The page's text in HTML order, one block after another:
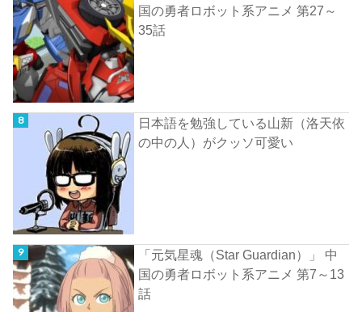
国の勇者ロボット系アニメ 第27～
35話
日本語を勉強している山新（洛天依
の中の人）がクッソ可愛い
「元気星魂（Star Guardian）」 中
国の勇者ロボット系アニメ 第7～13
話